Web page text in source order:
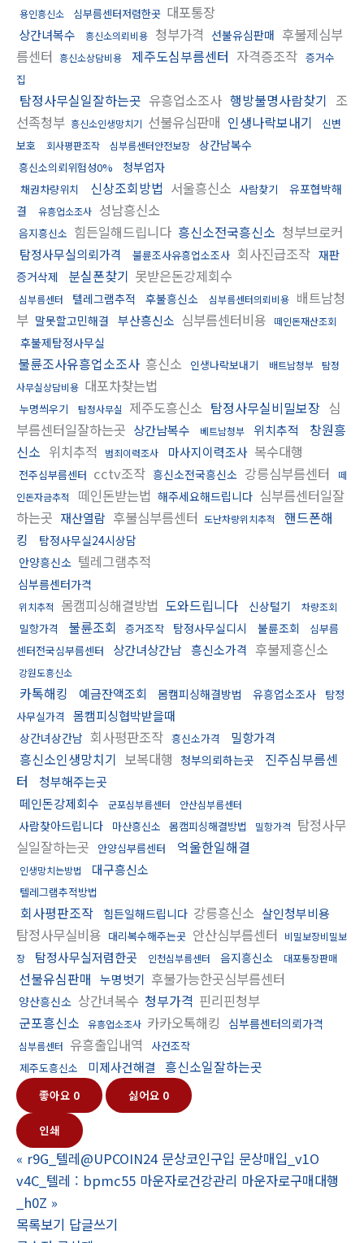
용인흥신소 심부름센터저렴한곳 대포통장
상간녀복수 흥신소의뢰비용 청부가격 선불유심판매 후불제심부
름센터
흥신소상담비용 제주도심부름센터 자격증조작 증거수
집
탐정사무실일잘하는곳 유흥업소조사 행방불명사람찾기 조
선족청부 흥신소인생망치기 선불유심판매 인생나락보내기
신변
보호
회사평판조작 심부름센터안전보장 상간남복수
흥신소의뢰위험성0% 청부업자
채권차량위치 신상조회방법 서울흥신소 사람찾기
유포협박해
결
유흥업소조사 성남흥신소
음지흥신소 힘든일해드립니다 흥신소전국흥신소 청부브로커
탐정사무실의뢰가격 불륜조사유흥업소조사 회사진급조작 재판
증거삭제
분실폰찾기 못받은돈강제회수
심부름센터 텔레그램추적 후불흥신소 심부름센터의뢰비용 배트남청
부 말못할고민해결 부산흥신소 심부름센터비용 떼인돈재산조회
후불제탐정사무실
불륜조사유흥업소조사 흥신소 인생나락보내기 배트남청부 탐정
사무실상담비용 대포차찾는법
누명씌우기 탐정사무실 제주도흥신소 탐정사무실비밀보장 심
부름센터일잘하는곳 상간남복수 베트남청부 위치추적
창원흥
신소 위치추적 범죄이력조사 마사지이력조사 복수대행
전주심부름센터 cctv조작 흥신소전국흥신소 강릉심부름센터
떼
인돈자금추적
떼인돈받는법 해주세요해드립니다 심부름센터일잘
하는곳 재산열람 후불심부름센터 도난차량위치추적
핸드폰해
킹
탐정사무실24시상담
안양흥신소 텔레그램추적
심부름센터가격
위치추적 몸캠피싱해결방법 도와드립니다 신상털기 차량조회
밀항가격 불륜조회 증거조작 탐정사무실디시 불륜조회
심부름
센터전국심부름센터
상간녀상간남 흥신소가격 후불제흥신소
강원도흥신소
카톡해킹 예금잔액조회 몸캠피싱해결방법 유흥업소조사
탐정
사무실가격
몸캠피싱협박받을때
상간녀상간남 회사평판조작 흥신소가격 밀항가격
흥신소인생망치기 보복대행 청부의뢰하는곳
진주심부름센
터
청부해주는곳
떼인돈강제회수
군포심부름센터 안산심부름센터
사람찾아드립니다 마산흥신소 몸캠피싱해결방법 밀항가격 탐정사무
실일잘하는곳
안양심부름센터 억울한일해결
인생망치는방법 대구흥신소
텔레그램추적방법
회사평판조작 힘든일해드립니다 강릉흥신소 살인청부비용
탐정사무실비용 대리복수해주는곳 안산심부름센터
비밀보장비밀보
장
탐정사무실저렴한곳 인천심부름센터 음지흥신소 대포통장판매
선불유심판매 누명벗기 후불가능한곳심부름센터
양산흥신소 상간녀복수 청부가격 핀리핀청부
군포흥신소
유흥업소조사 카카오톡해킹 심부름센터의뢰가격
심부름센터 유흥출입내역
사건조작
제주도흥신소
미제사건해결 흥신소일잘하는곳
좋아요 0 싫어요 0
인쇄
« r9G_텔레@UPCOIN24 문상코인구입 문상매입_v1O
v4C_텔레 : bpmc55 마운자로건강관리 마운자로구매대행
_h0Z »
목록보기 답글쓰기